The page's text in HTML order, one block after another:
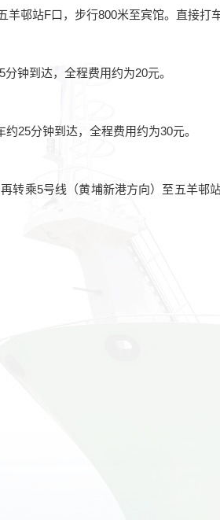
邨站F口，步行800米至宾馆。直接打
钟到达，全程费用约为20元。
25分钟到达，全程费用约为30元。
转乘5号线（黄埔新港方向）至五羊邨